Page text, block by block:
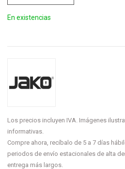
En existencias
Los precios incluyen IVA. Imágenes
informativas.
Compre ahora, recíbalo de 5 a 7 días
periodos de envío estacionales de alta
entrega más largos.